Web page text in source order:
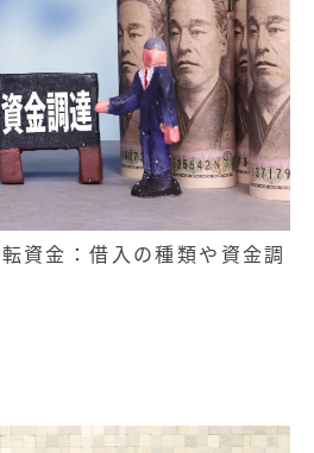
資金：借入の種類や資金調